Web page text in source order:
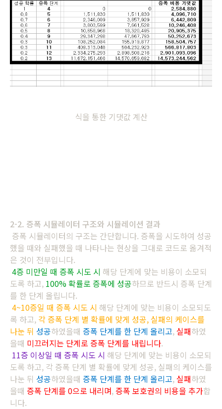
식을 통한 기댓값 계산
2-2. 증폭 시뮬레이터 구조와 시뮬레이션 결과
증폭 시뮬레이터의 구조는 간단합니다. 증폭을 시도하여 성공
했을 때와 실패했을 때 나타나는 현상을 그대로 코드로 옮겨적
은 것이 전부입니다.
4증 미만일 때 증폭 시도 시 해당 단계에 맞는 비용이 소모되
도록 하고, 100% 확률로 증폭에 성공하므로 반드시 증폭 단계
를 한 단계 올립니다.
4~10증일 때 증폭 시도 시 해당 단계에 맞는 비용이 소모되도
록 하고, 각 증폭 단계 별 확률에 맞게 성공, 실패의 케이스를
나눈 뒤 성공하였을때 증폭 단계를 한 단계 올리고,실패하였
을때 미끄러지는 단계로 증폭 단계를 내립니다.
11증 이상일 때 증폭 시도 시 해당 단계에 맞는 비용이 소모되
도록 하고, 각 증폭 단계 별 확률에 맞게 성공, 실패의 케이스를
나눈 뒤 성공하였을때 증폭 단계를 한 단계 올리고,실패하였
을때 증폭 단계를 0으로 내리며, 증폭 보호권의 비용을 추가합
니다.